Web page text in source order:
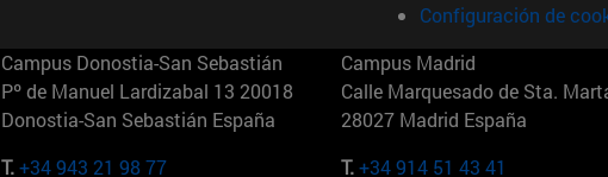
Configuración de
Campus Donostia-San Sebastián
Pº de Manuel Lardizabal 13 20018
Donostia-San Sebastián España
T.+34 943 21 98 77
Campus Madrid
Calle Marquesado de Sta.
28027 Madrid España
T.+34 914 51 43 41